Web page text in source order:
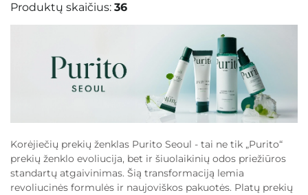
Produktų skaičius: 36
Korėjiečių prekių ženklas Purito Seoul - tai ne tik „Purito“
prekių ženklo evoliucija, bet ir šiuolaikinių odos priežiūros
standartų atgaivinimas. Šią transformaciją lemia
revoliucinės formulės ir naujoviškos pakuotės. Platų prekių